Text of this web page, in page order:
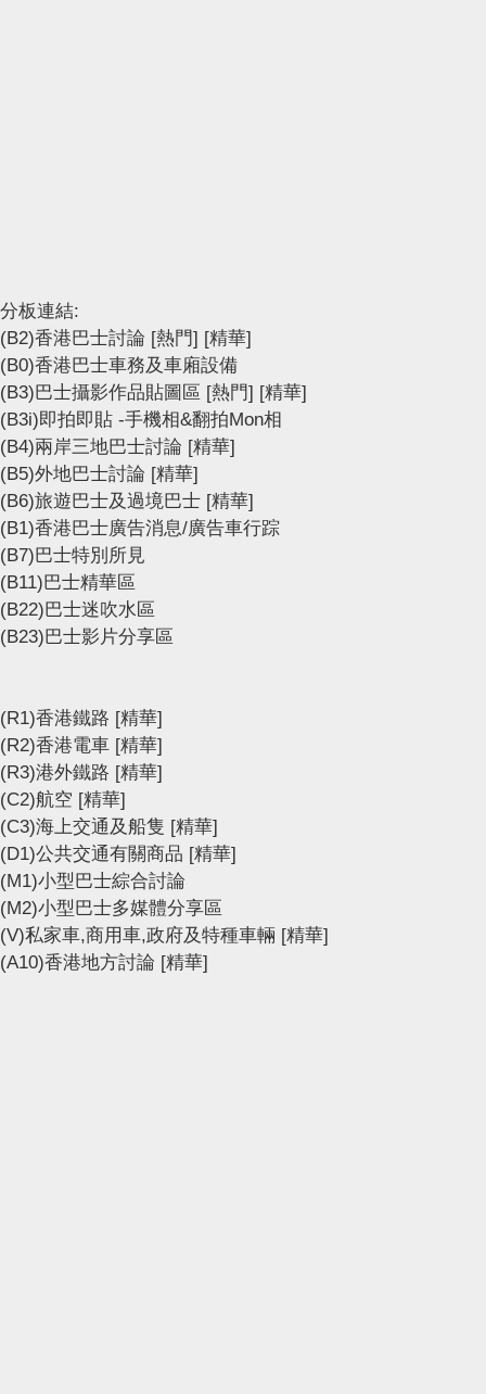
分板連結:
(B2)香港巴士討論 [熱門] [精華]
(B0)香港巴士車務及車廂設備
(B3)巴士攝影作品貼圖區 [熱門] [精華]
(B3i)即拍即貼 -手機相&翻拍Mon相
(B4)兩岸三地巴士討論 [精華]
(B5)外地巴士討論 [精華]
(B6)旅遊巴士及過境巴士 [精華]
(B1)香港巴士廣告消息/廣告車行踪
(B7)巴士特別所見
(B11)巴士精華區
(B22)巴士迷吹水區
(B23)巴士影片分享區
(R1)香港鐵路 [精華]
(R2)香港電車 [精華]
(R3)港外鐵路 [精華]
(C2)航空 [精華]
(C3)海上交通及船隻 [精華]
(D1)公共交通有關商品 [精華]
(M1)小型巴士綜合討論
(M2)小型巴士多媒體分享區
(V)私家車,商用車,政府及特種車輛 [精華]
(A10)香港地方討論 [精華]